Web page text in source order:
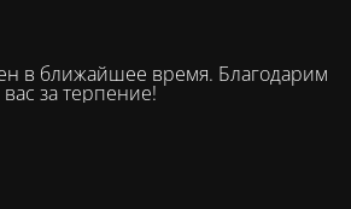
в ближайшее время. Благодарим
вас за терпение!